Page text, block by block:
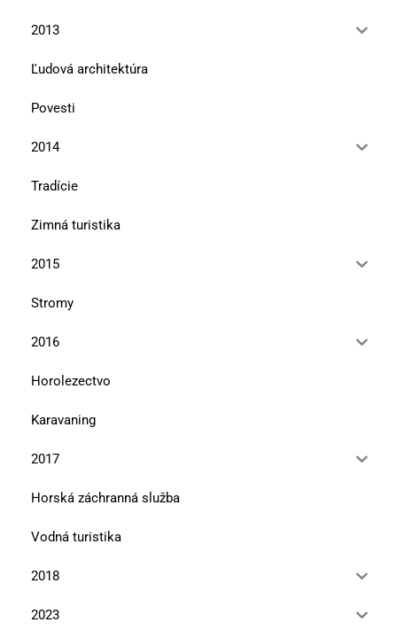
2013
Ľudová architektúra
Povesti
2014
Tradície
Zimná turistika
2015
Stromy
2016
Horolezectvo
Karavaning
2017
Horská záchranná služba
Vodná turistika
2018
2023